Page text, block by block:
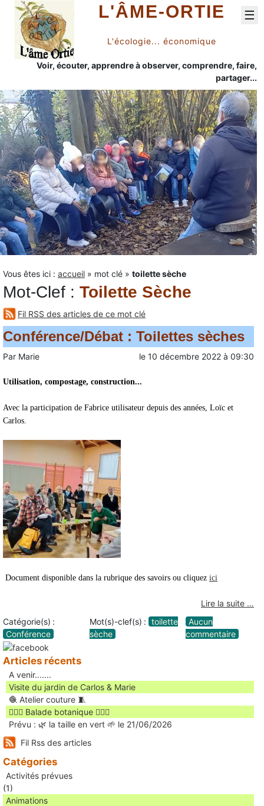
L'ÂME-ORTIE
L'écologie... économique
Voir, écouter, apprendre à observer, comprendre, faire,
partager...
☰
Vous êtes ici : accueil » mot clé » toilette sèche
Mot-Clef : Toilette Sèche
Fil RSS des articles de ce mot clé
Conférence/Débat : Toilettes sèches
Par Marie le 10 décembre 2022 à 09:30
Utilisation, compostage, construction...
Avec la participation de Fabrice utilisateur depuis des années, Loïc et
Carlos.
Document disponible dans la rubrique des savoirs ou cliquez ici
Lire la suite …
Catégorie(s) :
Conférence
Mot(s)-clef(s) : toilette
sèche
Aucun
commentaire
Articles récents
A venir.......
Visite du jardin de Carlos & Marie
🧶 Atelier couture 🧵
🚶🏻‍♀️ Balade botanique 🚶🏻‍♂️
Prévu : 🌿 la taille en vert 🌱 le 21/06/2026
Fil Rss des articles
Catégories
Activités prévues
(1)
Animations